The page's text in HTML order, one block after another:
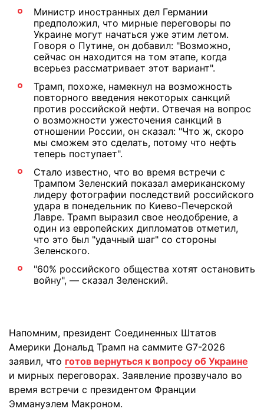
Министр иностранных дел Германии
предположил, что мирные переговоры по
Украине могут начаться уже этим летом.
Говоря о Путине, он добавил: "Возможно,
сейчас он находится на том этапе, когда
всерьез рассматривает этот вариант".
Трамп, похоже, намекнул на возможность
повторного введения некоторых санкций
против российской нефти. Отвечая на вопрос
о возможности ужесточения санкций в
отношении России, он сказал: "Что ж, скоро
мы сможем это сделать, потому что нефть
теперь поступает".
Стало известно, что во время встречи с
Трампом Зеленский показал американскому
лидеру фотографии последствий российского
удара в понедельник по Киево-Печерской
Лавре. Трамп выразил свое неодобрение, а
один из европейских дипломатов отметил,
что это был "удачный шаг" со стороны
Зеленского.
"60% российского общества хотят остановить
войну", — сказал Зеленский.
Напомним, президент Соединенных Штатов
Америки Дональд Трамп на саммите G7-2026
заявил, что готов вернуться к вопросу об Украине
и мирных переговорах. Заявление прозвучало во
время встречи с президентом Франции
Эммануэлем Макроном.